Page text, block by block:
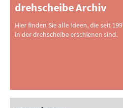
drehscheibe Archiv
Hier finden Sie alle Ideen, die seit
in der drehscheibe erschienen sind.